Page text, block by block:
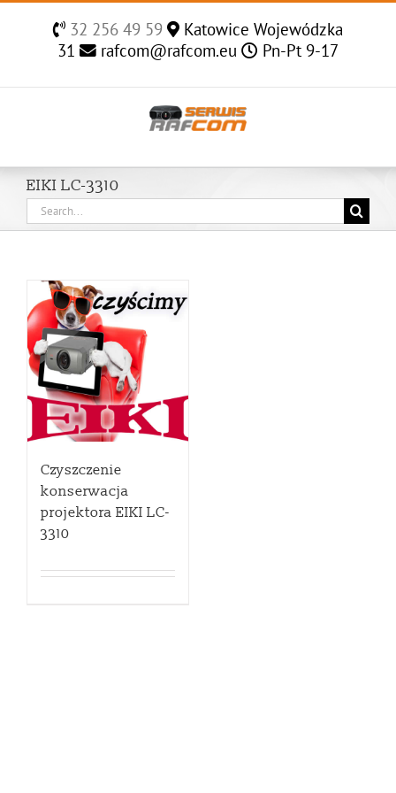
32 256 49 59
Katowice Wojewódzka
31
rafcom@rafcom.eu Pn-Pt 9-17
EIKI LC-3310
Search
for:
Czyszczenie
konserwacja
projektora EIKI LC-
3310